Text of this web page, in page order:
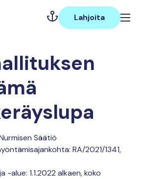
Lahjoita
Säätiö
RA/2021/1341,
-alue: 1.1.2022 alkaen, koko